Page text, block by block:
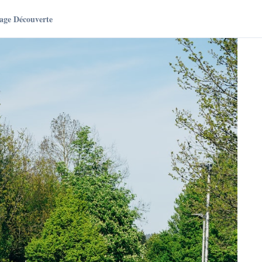
Découverte